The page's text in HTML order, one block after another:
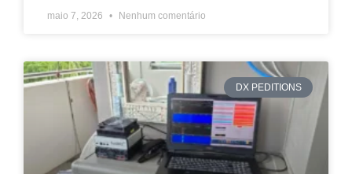
maio 7, 2026 Nenhum comentário
DX PEDITIONS